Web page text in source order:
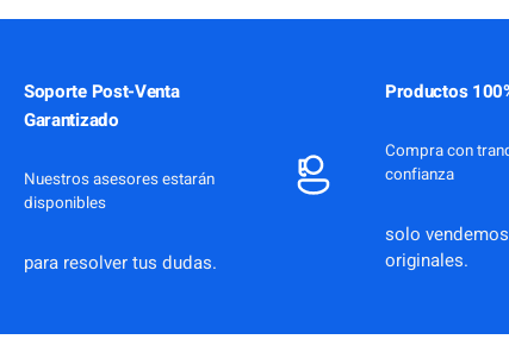
Soporte Post-Venta
Garantizado
Nuestros asesores estarán
disponibles
para resolver tus dudas.
Productos
Compra con
confianza
solo
originales.